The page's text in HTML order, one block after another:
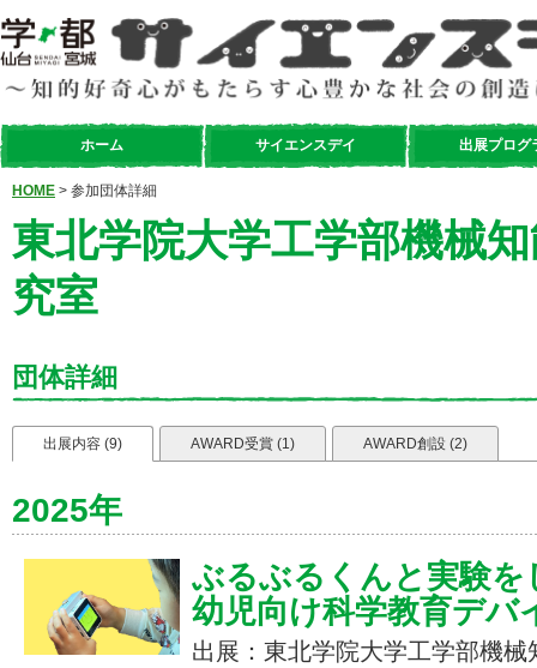
ホーム サイエンスデイ 出展プログ
HOME > 参加団体詳細
東北学院大学工学部機械
究室
団体詳細
出展内容 (9) AWARD受賞 (1) AWARD創設 (2)
2025年
ぶるぶるくんと実験
幼児向け科学教育デバ
出展：東北学院大学工学部機